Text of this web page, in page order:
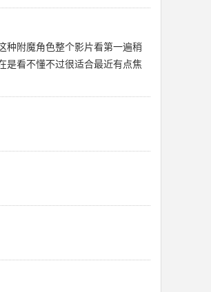
种附魔角色整个影片看第一遍稍
是看不懂不过很适合最近有点焦